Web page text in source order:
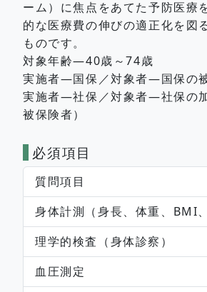
ーム）に焦点をあてた予防医療
的な医療費の伸びの適正化を図
ものです。
対象年齢―40歳～74歳
実施者―国保／対象者―国保の
実施者―社保／対象者―社保の
被保険者）
必須項目
質問項目
身体計測（身長、体重、BMI
理学的検査（身体診察）
血圧測定